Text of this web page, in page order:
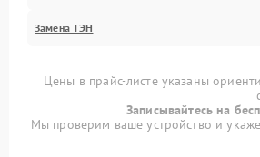
Замена ТЭН
Цены в прайс-листе указаны
Записывайтесь на
Мы проверим ваше устройство и